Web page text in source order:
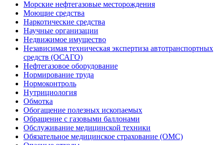
Морские нефтегазовые месторождения
Моющие средства
Наркотические средства
Научные организации
Недвижимое имущество
Независимая техническая экспертиза автотранспортных
средств (ОСАГО)
Нефтегазовое оборудование
Нормирование труда
Нормоконтроль
Нутрициология
Обмотка
Обогащение полезных ископаемых
Обращение с газовыми баллонами
Обслуживание медицинской техники
Обязательное медицинское страхование (ОМС)